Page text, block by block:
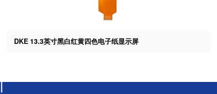
DKE 13.3英寸黑白红黄四色电子纸显示屏
|